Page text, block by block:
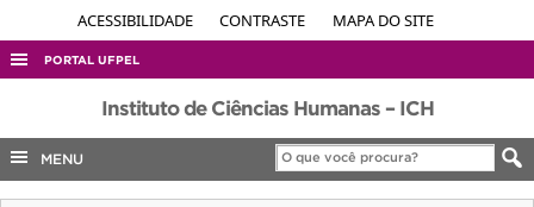
ACESSIBILIDADE CONTRASTE MAPA DO SITE
PORTAL UFPEL
ACESSO À INFORMAÇÃO
AUDITORIA
COBALTO
Instituto de Ciências Humanas – ICH
MENU